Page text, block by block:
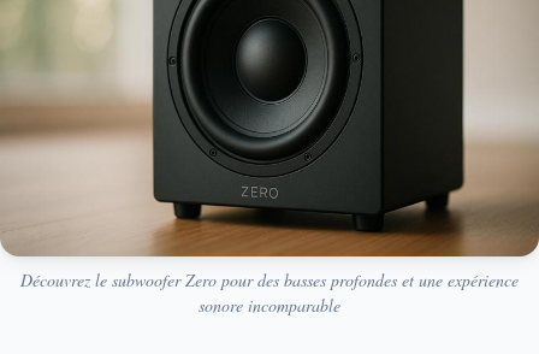
Découvrez le subwoofer Zero pour des basses profondes et une expérience
sonore incomparable